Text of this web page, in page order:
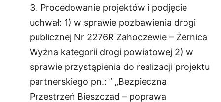
Procedowanie projektów i podjęcie
uchwał: 1) w sprawie pozbawienia drogi
publicznej Nr 2276R Zahoczewie – Żernica
Wyżna kategorii drogi powiatowej 2) w
sprawie przystąpienia do realizacji projektu
partnerskiego pn.: ” „Bezpieczna
Przestrzeń Bieszczad – poprawa